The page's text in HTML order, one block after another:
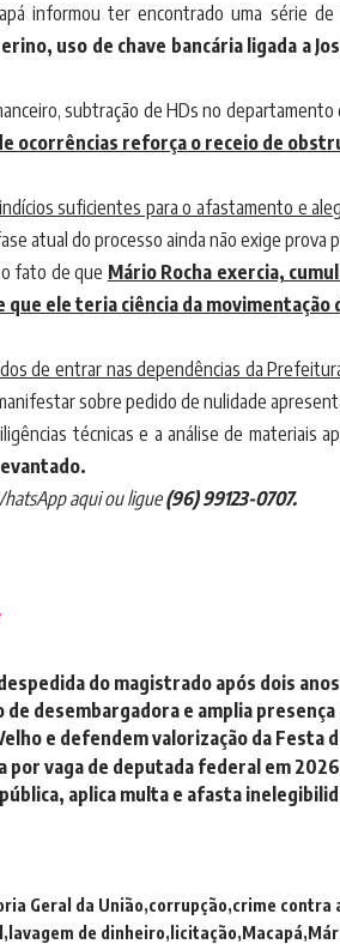
informou ter encontrado uma série
uso de chave bancária ligada a
subtração de HDs no
ocorrências reforça o receio de
suficientes para o afastamento e
atual do processo ainda não exige
fato de que Mário Rocha exercia,
ele teria ciência da
de entrar nas dependências da
sobre pedido de nulidade
técnicas e a análise de materiais
aquiou ligue(96) 99123-0707.
do magistrado após dois
desembargadora e amplia
e defendem valorização da Festa
por vaga de deputada federal em 2026
aplica multa e afasta
Geral da União corrupção crime contra
lavagem de dinheiro licitação Macapá